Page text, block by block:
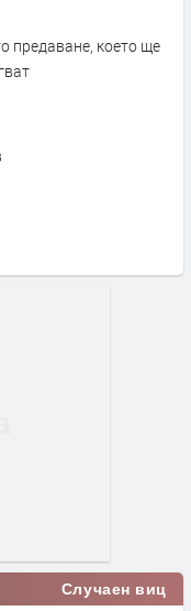
предаване, което ще
Случаен виц